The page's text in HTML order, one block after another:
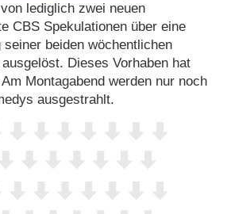
lediglich zwei neuen
CBS Spekulationen über eine
beiden wöchentlichen
Dieses Vorhaben hat
Montagabend werden nur noch
ausgestrahlt.